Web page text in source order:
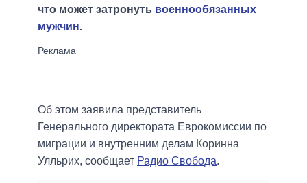
что может затронуть военнообязанных
мужчин.
Об этом заявила представитель
Генерального директората Еврокомиссии по
миграции и внутренним делам Коринна
Улльрих, сообщает Радио Свобода.